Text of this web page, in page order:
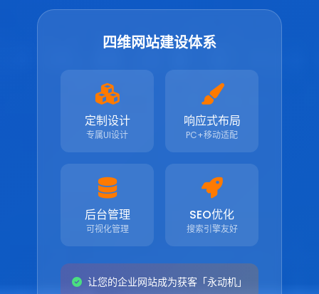
四维网站建设体系
定制设计
专属UI设计
响应式布局
PC+移动适配
后台管理
可视化管理
SEO优化
搜索引擎友好
让您的企业网站成为获客「永动机」